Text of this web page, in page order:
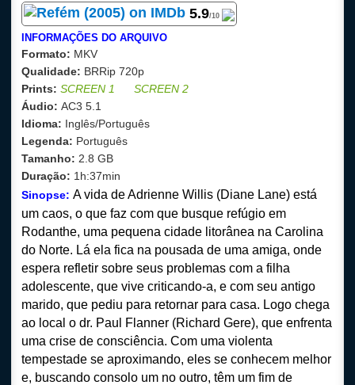
5.9/10
INFORMAÇÕES DO ARQUIVO
Formato: MKV
Qualidade: BRRip 720p
Prints: SCREEN 1
SCREEN 2
Áudio: AC3 5.1
Idioma: Inglês/Português
Legenda: Português
Tamanho: 2.8 GB
Duração: 1h:37min
Sinopse: A vida de Adrienne Willis (Diane Lane) está
um caos, o que faz com que busque refúgio em
Rodanthe, uma pequena cidade litorânea na Carolina
do Norte. Lá ela fica na pousada de uma amiga, onde
espera refletir sobre seus problemas com a filha
adolescente, que vive criticando-a, e com seu antigo
marido, que pediu para retornar para casa. Logo chega
ao local o dr. Paul Flanner (Richard Gere), que enfrenta
uma crise de consciência. Com uma violenta
tempestade se aproximando, eles se conhecem melhor
e, buscando consolo um no outro, têm um fim de